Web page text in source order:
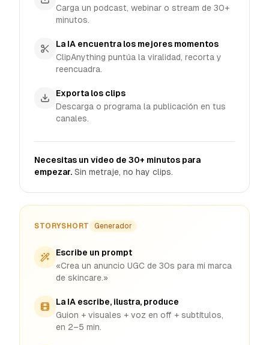
Carga un podcast, webinar o stream de 30+
minutos.
La IA encuentra los mejores momentos
ClipAnything puntúa la viralidad, recorta y
reencuadra.
Exporta los clips
Descarga o programa la publicación en tus
canales.
Necesitas un vídeo de 30+ minutos para
empezar. Sin metraje, no hay clips.
STORYSHORT Generador
Escribe un prompt
«Crea un anuncio UGC de 30s para mi marca
de skincare.»
La IA escribe, ilustra, produce
Guion + visuales + voz en off + subtítulos,
en 2–5 min.